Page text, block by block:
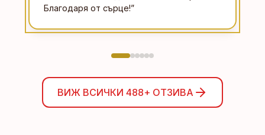
Благодаря от сърце!”
ВИЖ ВСИЧКИ 488+ ОТЗИВА